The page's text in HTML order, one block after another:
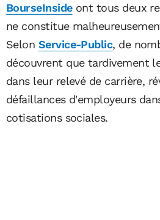
BourseInsideont tous deux
ne constitue
Selon Service-Public, de
découvrent que tardivement
dans leur relevé de carrière,
défaillances d'employeurs
cotisations sociales.